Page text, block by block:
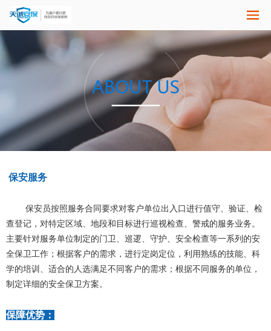
保安服务
保安员按照服务合同要求对客户单位出入口进行值守、验证、检
查登记，对特定区域、地段和目标进行巡视检查、警戒的服务业务。
主要针对服务单位制定的门卫、巡逻、守护、安全检查等一系列的安
全保卫工作；根据客户的需求，进行定岗定位，利用熟练的技能、科
学的培训、适合的人选满足不同客户的需求；根据不同服务的单位，
制定详细的安全保卫方案。
保障优势：